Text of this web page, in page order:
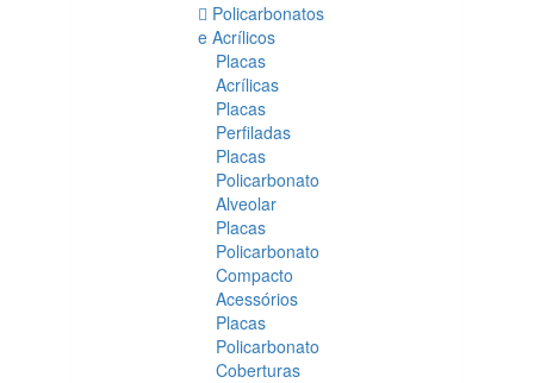
Policarbonatos
e Acrílicos
Placas
Acrílicas
Placas
Perfiladas
Placas
Policarbonato
Alveolar
Placas
Policarbonato
Compacto
Acessórios
Placas
Policarbonato
Coberturas